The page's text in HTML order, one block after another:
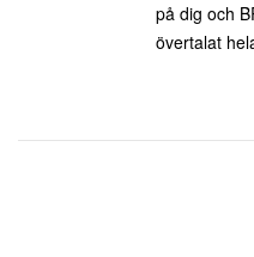
på dig och
övertalat